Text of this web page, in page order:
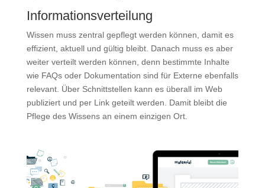
Informationsverteilung
Wissen muss zentral gepflegt werden können, damit es
effizient, aktuell und gültig bleibt. Danach muss es aber
weiter verteilt werden können, denn bestimmte Inhalte
wie FAQs oder Dokumentation sind für Externe ebenfalls
relevant. Über Schnittstellen kann es überall im Web
publiziert und per Link geteilt werden. Damit bleibt die
Pflege des Wissens an einem einzigen Ort.